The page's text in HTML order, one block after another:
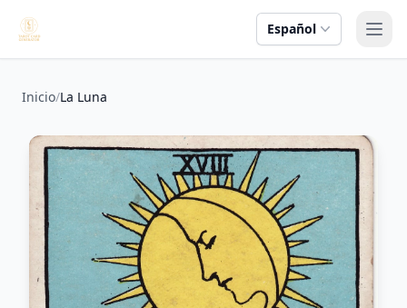
Español
Inicio/La Luna